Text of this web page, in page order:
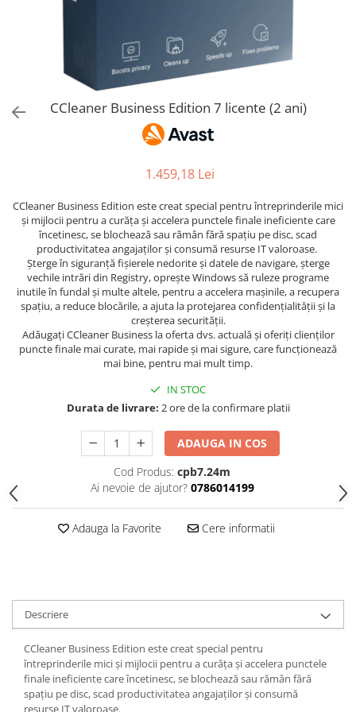
AVAST Driver Updater
AVAST SecureLine VPN
AVAST AntiTrack Premium
CCleaner Business Edition 7 licente (2 ani)
1.459,18 Lei
CCleaner Business Edition este creat special pentru întreprinderile mici
și mijlocii pentru a curăța și accelera punctele finale ineficiente care
încetinesc, se blochează sau rămân fără spațiu pe disc, scad
productivitatea angajaților și consumă resurse IT valoroase.
Șterge în siguranță fișierele nedorite și datele de navigare, șterge
vechile intrări din Registry, oprește Windows să ruleze programe
inutile în fundal și multe altele, pentru a accelera mașinile, a recupera
spațiu, a reduce blocările, a ajuta la protejarea confidențialității și la
creșterea securității.
Adăugați CCleaner Business la oferta dvs. actuală și oferiți clienților
puncte finale mai curate, mai rapide și mai sigure, care funcționează
mai bine, pentru mai mult timp.
IN STOC
Durata de livrare: 2 ore de la confirmare platii
ADAUGA IN COS
Cod Produs: cpb7.24m
Ai nevoie de ajutor? 0786014199
Adauga la Favorite Cere informatii
Descriere
CCleaner Business Edition este creat special pentru
întreprinderile mici și mijlocii pentru a curăța și accelera punctele
finale ineficiente care încetinesc, se blochează sau rămân fără
spațiu pe disc, scad productivitatea angajaților și consumă
resurse IT valoroase.